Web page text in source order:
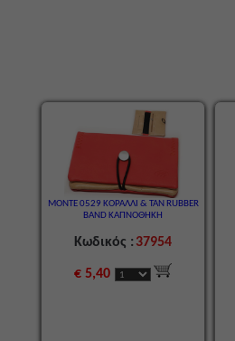
MONTE 0529 ΚΟΡΑΛΛΙ & TAN RUBBER
BAND ΚΑΠΝΟΘΗΚΗ
Κωδικός : 37954
€ 5,40